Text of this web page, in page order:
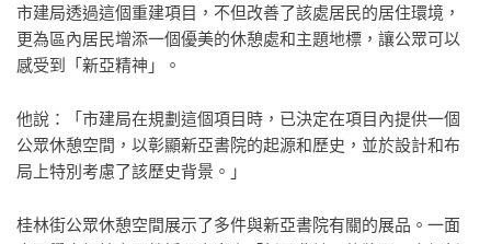
市建局透過這個重建項目，不但改善了該處居民的居住環境，
更為區內居民增添一個優美的休憩處和主題地標，讓公眾可以
感受到「新亞精神」。
他說：「市建局在規劃這個項目時，已決定在項目內提供一個
公眾休憩空間，以彰顯新亞書院的起源和歷史，並於設計和布
局上特別考慮了該歷史背景。」
桂林街公眾休憩空間展示了多件與新亞書院有關的展品。一面